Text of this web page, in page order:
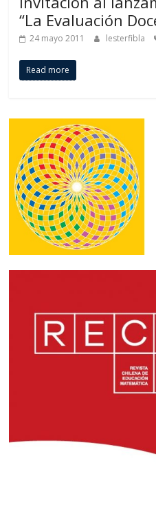
“La Evaluación
24 mayo 2011 lesterfibla
Read more